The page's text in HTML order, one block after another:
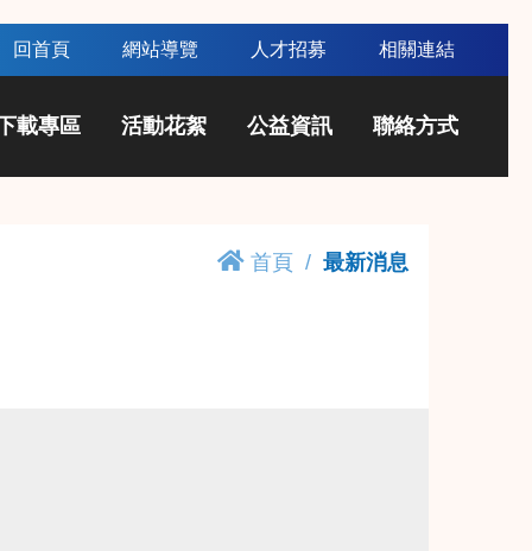
回首頁 網站導覽 人才招募 相關連結
載專區 活動花絮 公益資訊 聯絡方式
首頁 最新消息